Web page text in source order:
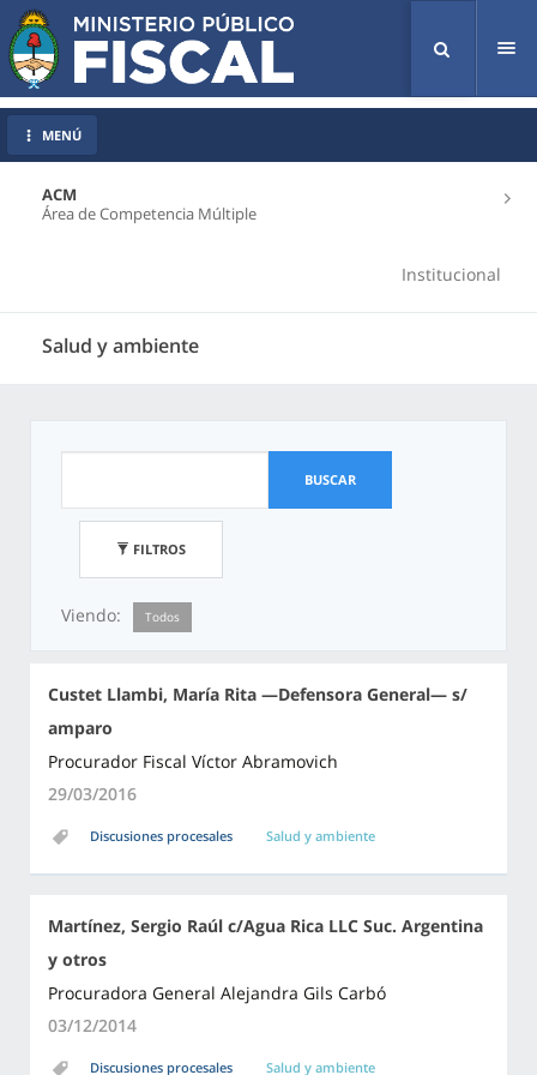
ACM
Área de Competencia Múltiple
Institucional
Salud y ambiente
MENÚ
BUSCAR
FILTROS
Viendo: Todos
Custet Llambi, María Rita —Defensora General— s/
amparo
Procurador Fiscal Víctor Abramovich
29/03/2016
Discusiones procesales Salud y ambiente
Martínez, Sergio Raúl c/Agua Rica LLC Suc. Argentina
y otros
Procuradora General Alejandra Gils Carbó
03/12/2014
Discusiones procesales Salud y ambiente